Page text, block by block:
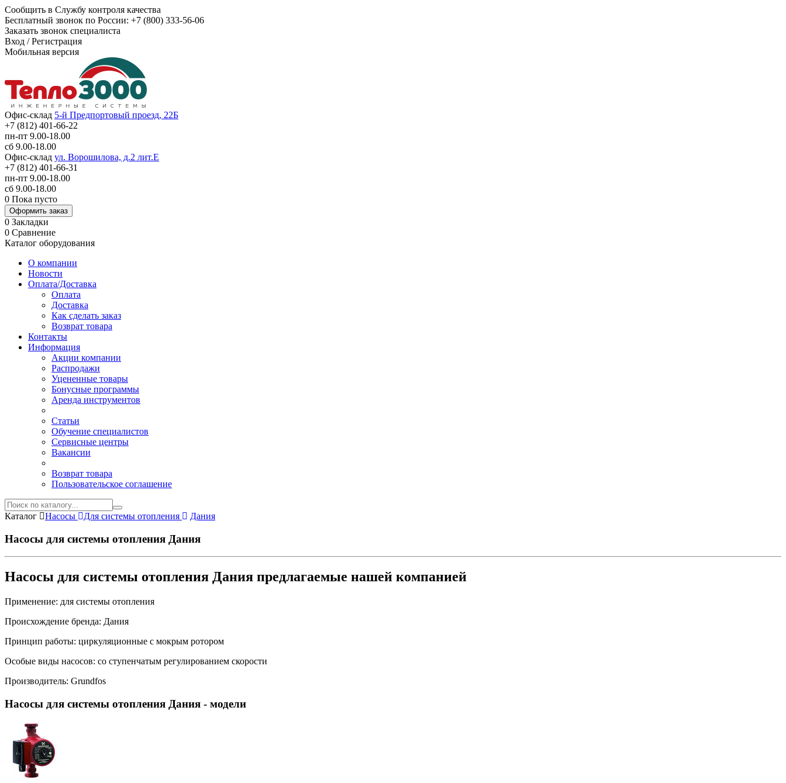
Сообщить в Службу контроля качества
Бесплатный звонок по России: +7 (800) 333-56-06
Заказать звонок специалиста
Вход /Регистрация
Мобильная версия
Офис-склад 5-й Предпортовый проезд, 22Б
+7 (812) 401-66-22
пн-пт 9.00-18.00
сб 9.00-18.00
Офис-склад ул. Ворошилова, д.2 лит.Е
+7 (812) 401-66-31
пн-пт 9.00-18.00
сб 9.00-18.00
0 Пока пусто
Оформить заказ
0 Закладки
0 Сравнение
Каталог оборудования
О компании
Новости
Оплата/Доставка
Оплата
Доставка
Как сделать заказ
Возврат товара
Контакты
Информация
Акции компании
Распродажи
Уцененные товары
Бонусные программы
Аренда инструментов
Статьи
Обучение специалистов
Сервисные центры
Вакансии
Возврат товара
Пользовательское соглашение
Каталог Насосы Для системы отопления Дания
Насосы для системы отопления Дания
Насосы для системы отопления Дания предлагаемые нашей компанией
Применение: для системы отопления
Происхождение бренда: Дания
Принцип работы: циркуляционные с мокрым ротором
Особые виды насосов: со ступенчатым регулированием скорости
Производитель: Grundfos
Насосы для системы отопления Дания - модели